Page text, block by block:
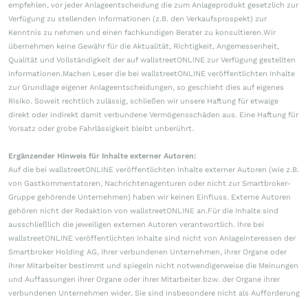
empfehlen, vor jeder Anlageentscheidung die zum Anlageprodukt gesetzlich zur
Verfügung zu stellenden Informationen (z.B. den Verkaufsprospekt) zur
Kenntnis zu nehmen und einen fachkundigen Berater zu konsultieren.Wir
übernehmen keine Gewähr für die Aktualität, Richtigkeit, Angemessenheit,
Qualität und Vollständigkeit der auf wallstreetONLINE zur Verfügung gestellten
Informationen.Machen Leser die bei wallstreetONLINE veröffentlichten Inhalte
zur Grundlage eigener Anlageentscheidungen, so geschieht dies auf eigenes
Risiko. Soweit rechtlich zulässig, schließen wir unsere Haftung für etwaige
direkt oder indirekt damit verbundene Vermögensschäden aus. Eine Haftung für
Vorsatz oder grobe Fahrlässigkeit bleibt unberührt.
Ergänzender Hinweis für Inhalte externer Autoren:
Auf die bei wallstreetONLINE veröffentlichten Inhalte externer Autoren (wie z.B.
von Gastkommentatoren, Nachrichtenagenturen oder nicht zur Smartbroker-
Gruppe gehörende Unternehmen) haben wir keinen Einfluss. Externe Autoren
gehören nicht der Redaktion von wallstreetONLINE an.Für die Inhalte sind
ausschließlich die jeweiligen externen Autoren verantwortlich. Ihre bei
wallstreetONLINE veröffentlichten Inhalte sind nicht von Anlageinteressen der
Smartbroker Holding AG, ihrer verbundenen Unternehmen, ihrer Organe oder
ihrer Mitarbeiter bestimmt und spiegeln nicht notwendigerweise die Meinungen
und Auffassungen ihrer Organe oder ihrer Mitarbeiter bzw. der Organe ihrer
verbundenen Unternehmen wider. Sie sind insbesondere nicht als Aufforderung